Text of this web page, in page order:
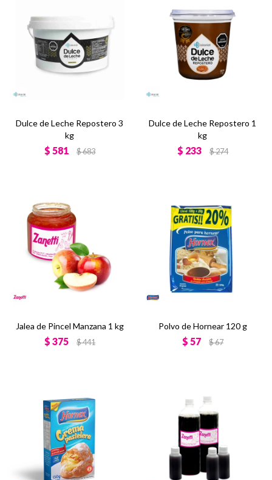
Dulce de Leche Repostero 3
kg
$ 581 $683
Dulce de Leche Repostero 1
kg
$ 233 $274
Jalea de Pincel Manzana 1 kg
$ 375 $441
Polvo de Hornear 120 g
$ 57 $67